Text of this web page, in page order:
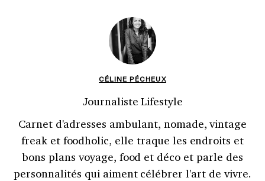
CÉLINE PÉCHEUX
Journaliste Lifestyle
Carnet d'adresses ambulant, nomade, vintage
freak et foodholic, elle traque les endroits et
bons plans voyage, food et déco et parle des
personnalités qui aiment célébrer l'art de vivre.